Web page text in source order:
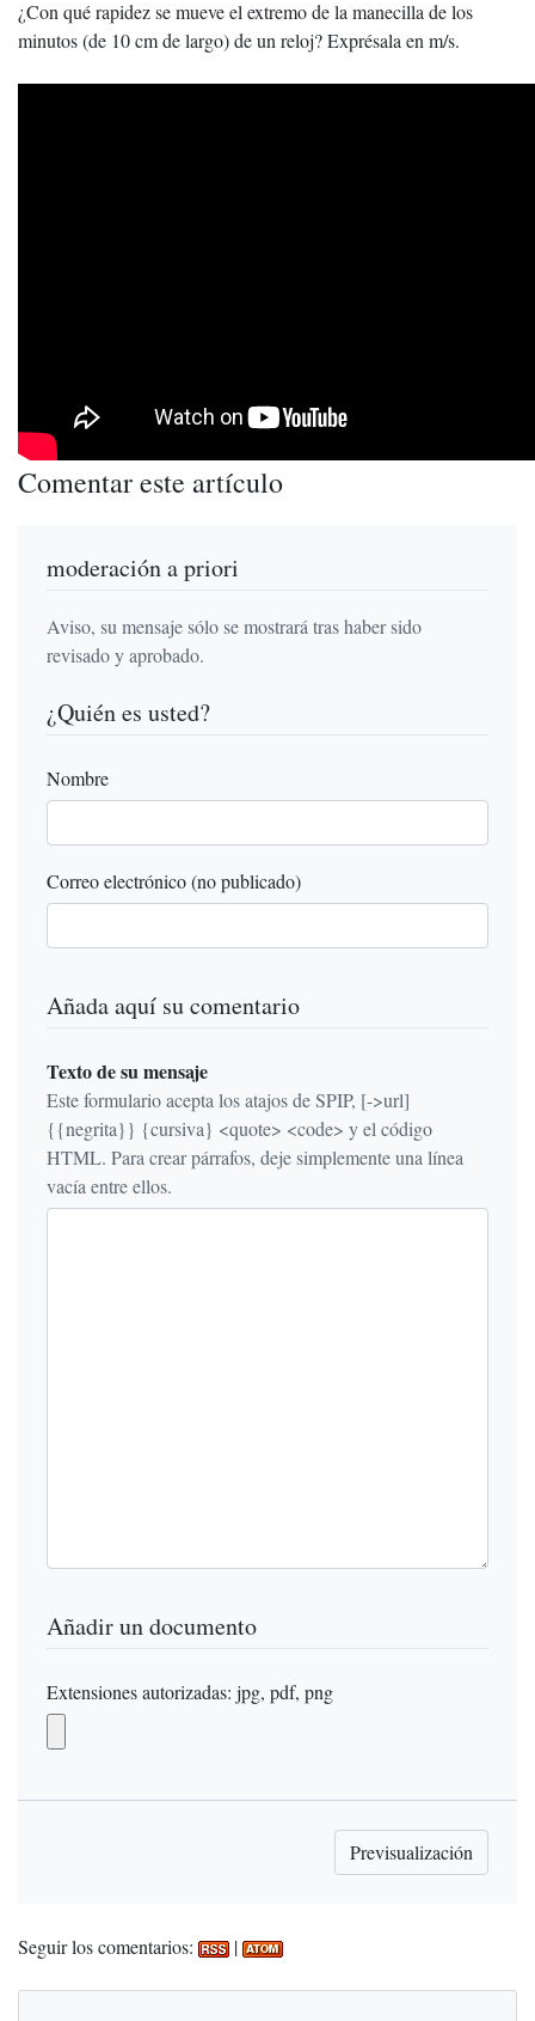
¿Con qué rapidez se mueve el extremo de la manecilla de los
minutos (de 10 cm de largo) de un reloj? Exprésala en m/s.
Comentar este artículo
moderación a priori
Aviso, su mensaje sólo se mostrará tras haber sido
revisado y aprobado.
¿Quién es usted?
Nombre
Correo electrónico (no publicado)
Añada aquí su comentario
Texto de su mensaje
Este formulario acepta los atajos de SPIP, [->url]
{{negrita}} {cursiva} <quote> <code> y el código
HTML. Para crear párrafos, deje simplemente una línea
vacía entre ellos.
Añadir un documento
Extensiones autorizadas: jpg, pdf, png
Seguir los comentarios: |